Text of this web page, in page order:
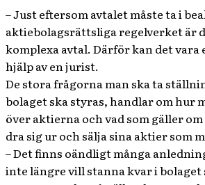
– Just eftersom avtalet måste ta i
aktiebolagsrättsliga regelverket är
komplexa avtal. Därför kan det vara
hjälp av en jurist.
De stora frågorna man ska ta
bolaget ska styras, handlar om hur
över aktierna och vad som gäller
dra sig ur och sälja sina aktier som
– Det finns oändligt många
inte längre vill stanna kvar i bolaget